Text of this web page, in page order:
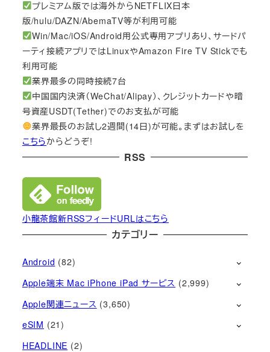
プレミアム版では海外からNETFLIX日本
版/hulu/DAZN/AbemaTV等が利用可能
Win/Mac/iOS/Android用公式専用アプリあり、サードパ
ーティ接続アプリではLinuxやAmazon Fire TV Stickでも
利用可能
業界最多の同時接続7台
中国国内決済（WeChat/Alipay）、クレジットカードや暗
号資産USDT(Tether)でのお支払が可能
業界最長のお試し2週間(14日)が可能。まずはお試しを
こちらからどうぞ!
RSS
小龍茶館新RSSフィードURLはこちら
カテゴリー
Android (82)
Apple端末 Mac iPhone iPad サービス (2,999)
Apple関連ニュース (3,650)
eSIM (21)
HEADLINE (2)